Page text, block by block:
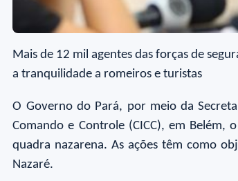
Mais de 12 mil agentes das forças de
a tranquilidade a romeiros e turistas
O Governo do Pará, por meio da
Comando e Controle (CICC), em Belém,
quadra nazarena. As ações têm como
Nazaré.